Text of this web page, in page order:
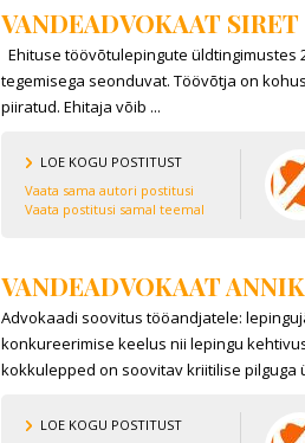
VANDEADVOKAAT
Ehituse töövõtulepingute üldtingimustes
tegemisega seonduvat. Töövõtja on
piiratud. Ehitaja võib ...
LOE KOGU POSTITUST
Vaata sama autori postitusi
Vaata postitusi samal teemal
VANDEADVOKAAT
Advokaadi soovitus tööandjatele:
konkureerimise keelus nii lepingu
kokkulepped on soovitav kriitilise pilguga
LOE KOGU POSTITUST